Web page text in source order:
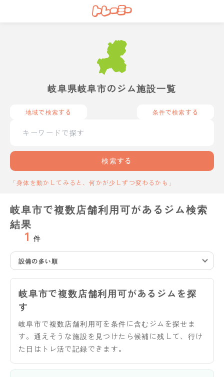
岐阜県岐阜市のジム施設一覧
地域で検索する 条件で検索する
検索する
「身体を動かしてみると、何かが少しずつ変わるかも」
岐阜市で複数店舗利用可があるジム検索
結果
1 件
設備の多い順
岐阜市で複数店舗利用可があるジムを探
す
岐阜市で複数店舗利用可を条件に含むジムを探せま
す。通えそうな施設を見つけたら候補に残して、行け
た日はトレ活で記録できます。